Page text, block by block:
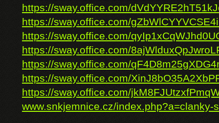
https://sway.office.com/
https://sway.office.com/
https://sway.office.com/
https://sway.office.com/
https://sway.office.com/
https://sway.office.com/
https://sway.office.com/
www.snkjemnice.cz/index.php?a=clanky-